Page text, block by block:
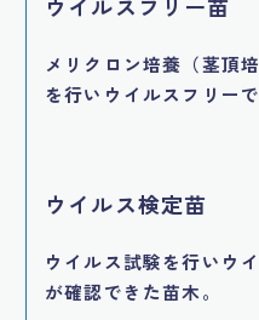
メリクロン培養（茎頂
を行いウイルスフリー
ウイルス検定苗
ウイルス試験を行いウ
が確認できた苗木。